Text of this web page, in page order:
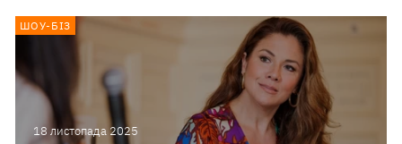
18 листопада 2025
ШОУ-БІЗ